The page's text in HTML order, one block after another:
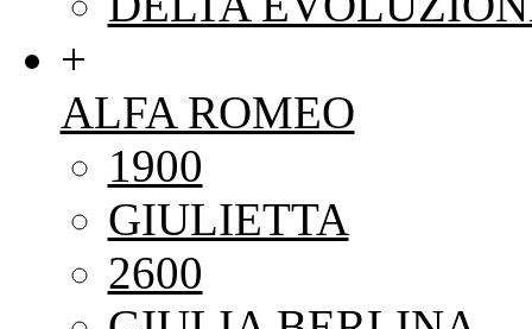
+
ALFA ROMEO
1900
GIULIETTA
2600